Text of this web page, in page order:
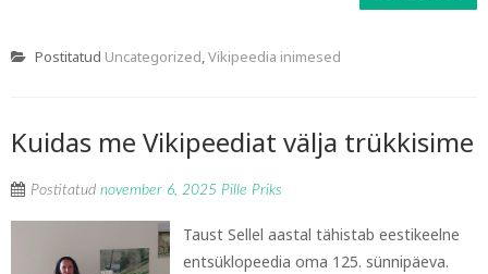
Postitatud Uncategorized,Vikipeedia inimesed
Kuidas me Vikipeediat välja trükkisime
Postitatud november 6, 2025 Pille Priks
Taust Sellel aastal tähistab eestikeelne
entsüklopeedia oma 125. sünnipäeva.